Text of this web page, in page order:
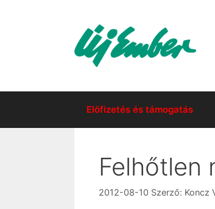
Előfizetés és támogatás
Felhőtlen
2012-08-10 Szerző: Koncz